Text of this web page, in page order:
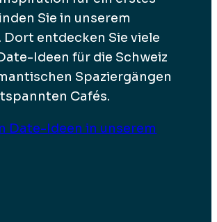
Sie in unserem
Dort entdecken Sie viele
Ideen für die Schweiz
Spaziergängen
Cafés.
Date-Ideen in unserem